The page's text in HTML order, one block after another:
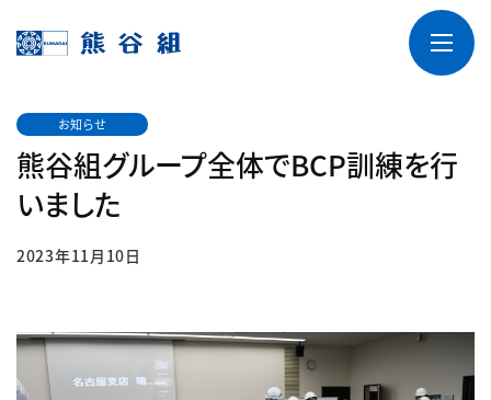
お知らせ
熊谷組グループ全体でBCP訓練を行
いました
2023年11月10日